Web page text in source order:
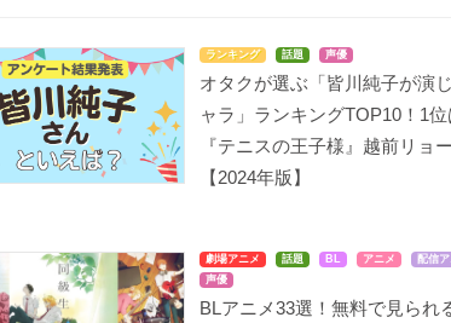
ランキング 話題 声優
オタクが選ぶ「皆川純子が演
ャラ」ランキングTOP10！1位
『テニスの王子様』越前リョ
【2024年版】
劇場アニメ 話題 BL アニメ
配信
声優
BLアニメ33選！無料で見られ